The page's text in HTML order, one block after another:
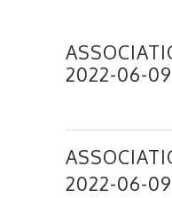
2022-06-09
2022-06-09